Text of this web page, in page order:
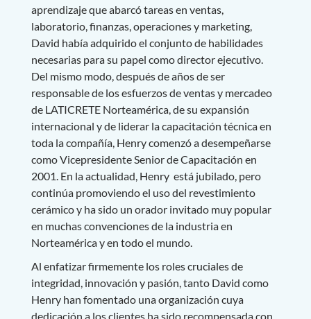
aprendizaje que abarcó tareas en ventas,
laboratorio, finanzas, operaciones y marketing,
David había adquirido el conjunto de habilidades
necesarias para su papel como director ejecutivo.
Del mismo modo, después de años de ser
responsable de los esfuerzos de ventas y mercadeo
de LATICRETE Norteamérica, de su expansión
internacional y de liderar la capacitación técnica en
toda la compañía, Henry comenzó a desempeñarse
como Vicepresidente Senior de Capacitación en
2001. En la actualidad, Henry está jubilado, pero
continúa promoviendo el uso del revestimiento
cerámico y ha sido un orador invitado muy popular
en muchas convenciones de la industria en
Norteamérica y en todo el mundo.
Al enfatizar firmemente los roles cruciales de
integridad, innovación y pasión, tanto David como
Henry han fomentado una organización cuya
dedicación a los clientes ha sido recompensada con